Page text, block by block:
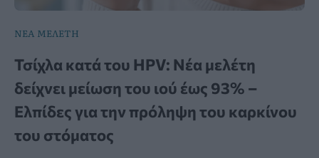
ΝΕΑ ΜΕΛΕΤΗ
Τσίχλα κατά του HPV: Νέα μελέτη
δείχνει μείωση του ιού έως 93% –
Ελπίδες για την πρόληψη του καρκίνου
του στόματος